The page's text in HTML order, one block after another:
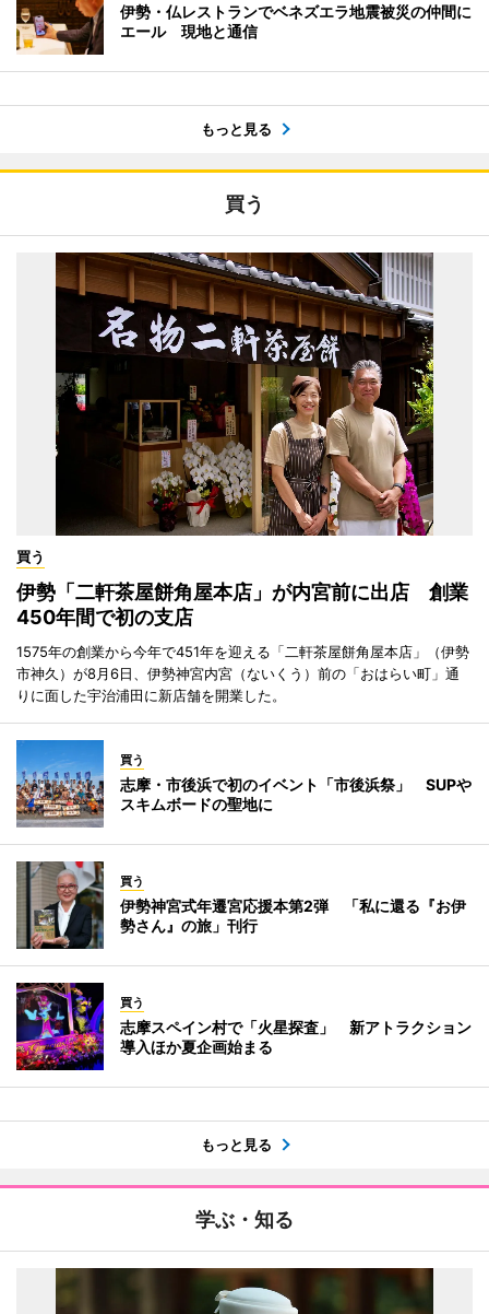
伊勢・仏レストランでベネズエラ地震被災の仲間に
エール 現地と通信
もっと見る
買う
買う
伊勢「二軒茶屋餅角屋本店」が内宮前に出店 創業
450年間で初の支店
1575年の創業から今年で451年を迎える「二軒茶屋餅角屋本店」（伊勢
市神久）が8月6日、伊勢神宮内宮（ないくう）前の「おはらい町」通
りに面した宇治浦田に新店舗を開業した。
買う
志摩・市後浜で初のイベント「市後浜祭」 SUPや
スキムボードの聖地に
買う
伊勢神宮式年遷宮応援本第2弾 「私に還る『お伊
勢さん』の旅」刊行
買う
志摩スペイン村で「火星探査」 新アトラクション
導入ほか夏企画始まる
もっと見る
学ぶ・知る